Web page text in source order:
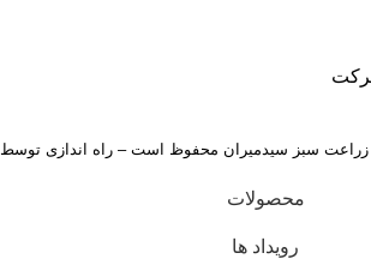
زراعت سبز سیدمیران محفوظ است – راه اندازی توسط
محصولات
رویداد ها